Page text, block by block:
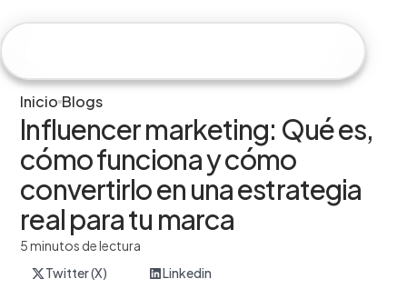
Inicio Blogs
Influencer marketing: Qué es,
cómo funciona y cómo
convertirlo en una estrategia
real para tu marca
5 minutos de lectura
Twitter (X)
Linkedin